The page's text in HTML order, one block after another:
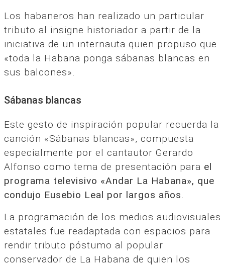
Los habaneros han realizado un particular
tributo al insigne historiador a partir de la
iniciativa de un internauta quien propuso que
«toda la Habana ponga sábanas blancas en
sus balcones».
Sábanas blancas
Este gesto de inspiración popular recuerda la
canción «Sábanas blancas», compuesta
especialmente por el cantautor Gerardo
Alfonso como tema de presentación para el
programa televisivo «Andar La Habana», que
condujo Eusebio Leal por largos años.
La programación de los medios audiovisuales
estatales fue readaptada con espacios para
rendir tributo póstumo al popular
conservador de La Habana de quien los